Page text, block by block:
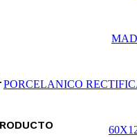
PORCELANICO